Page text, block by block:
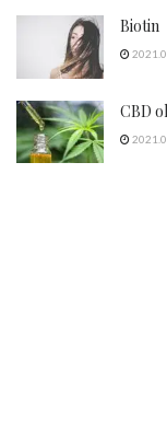
Ha hajátültetést
SAJTÓ 2025.03.12.
Bármilyen orvosi
kérdés, hogyan
hajátültetés